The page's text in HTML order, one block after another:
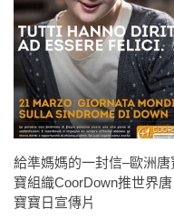
給準媽媽的一封信–歐洲唐
寶組織CoorDown推世界唐
寶寶日宣傳片